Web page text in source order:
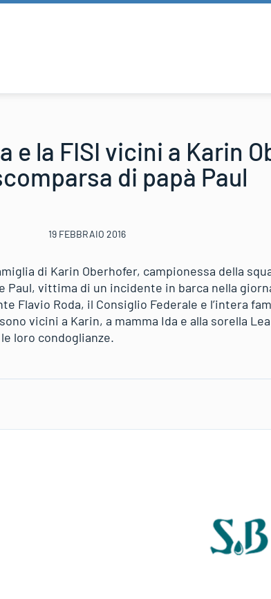
e la FISI vicini a Karin
di papà Paul
19 FEBBRAIO 2016
di Karin Oberhofer, campionessa della
Paul, vittima di un incidente in barca nella
Flavio Roda, il Consiglio Federale e l’intera
vicini a Karin, a mamma Ida e alla sorella
loro condoglianze.